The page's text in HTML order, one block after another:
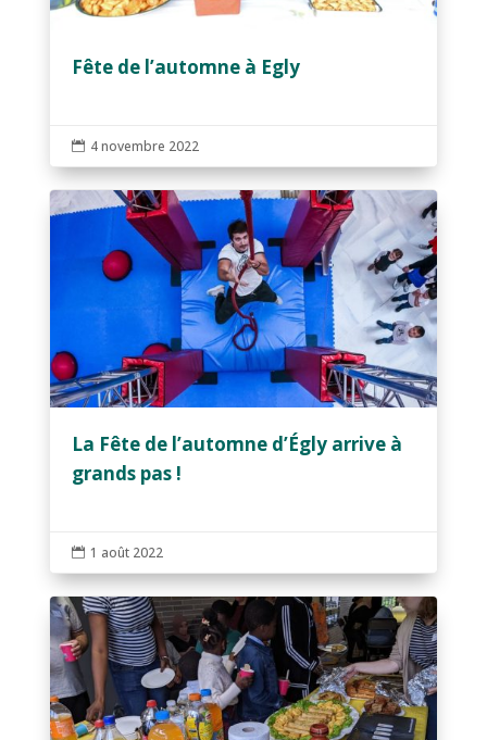
Fête de l’automne à Egly
 4 novembre 2022
La Fête de l’automne d’Égly arrive à
grands pas !
 1 août 2022